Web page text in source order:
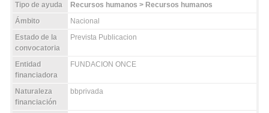
Tipo de ayuda
Recursos humanos > Recursos humanos
Ámbito
Nacional
Estado de la
convocatoria
Prevista Publicacion
Entidad
financiadora
FUNDACION ONCE
Naturaleza
financiación
bbprivada